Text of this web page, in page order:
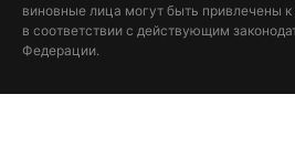
виновные лица могут быть привлечены к
в соответствии с действующим
Федерации.